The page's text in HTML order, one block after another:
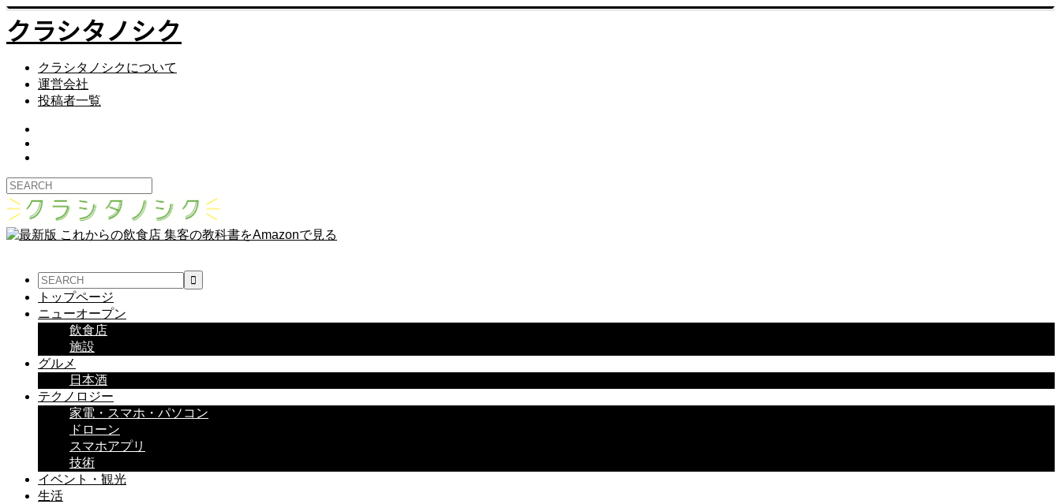
クラシタノシク
クラシタノシクについて
運営会社
投稿者一覧
トップページ
ニューオープン
飲食店
施設
グルメ
日本酒
テクノロジー
家電・スマホ・パソコン
ドローン
スマホアプリ
技術
イベント・観光
生活